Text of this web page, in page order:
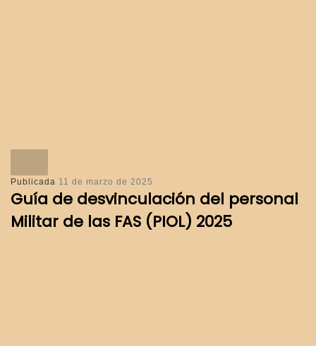
Publicada 11 de marzo de 2025
Guía de desvinculación del personal
Militar de las FAS (PIOL) 2025